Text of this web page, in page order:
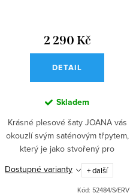
2 290 Kč
DETAIL
Skladem
Krásné plesové šaty JOANA vás
okouzlí svým saténovým třpytem,
který je jako stvořený pro
kouzelný gala večer. V těchto
červených šatech s korzetovým
topem a dlouhou sukní s...
Dostupné varianty + další
Kód: 52484/S/ERV